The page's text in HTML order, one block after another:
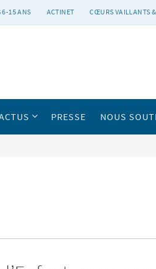
6-15 ANS ACTINET CŒURS VAILLANTS
PRESSE NOUS